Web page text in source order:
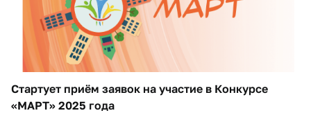
Стартует приём заявок на участие в Конкурсе
«МАРТ» 2025 года